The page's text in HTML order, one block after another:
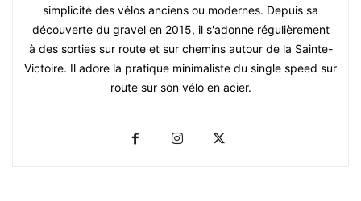
simplicité des vélos anciens ou modernes. Depuis sa
découverte du gravel en 2015, il s'adonne régulièrement
à des sorties sur route et sur chemins autour de la Sainte-
Victoire. Il adore la pratique minimaliste du single speed sur
route sur son vélo en acier.